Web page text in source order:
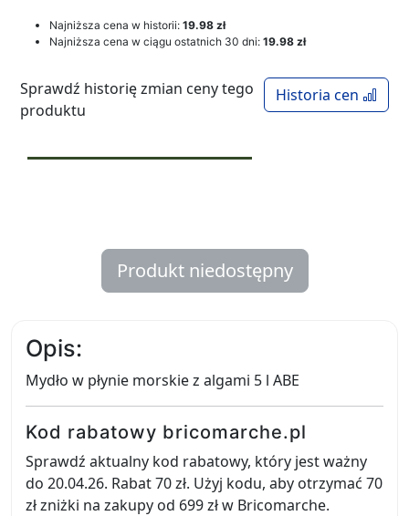
Najniższa cena w historii: 19.98 zł
Najniższa cena w ciągu ostatnich 30 dni: 19.98 zł
Historia cen
Sprawdź historię zmian ceny tego
produktu
Produkt niedostępny
Opis:
Mydło w płynie morskie z algami 5 l ABE
Kod rabatowy bricomarche.pl
Sprawdź aktualny kod rabatowy, który jest ważny
do 20.04.26. Rabat 70 zł. Użyj kodu, aby otrzymać 70
zł zniżki na zakupy od 699 zł w Bricomarche.